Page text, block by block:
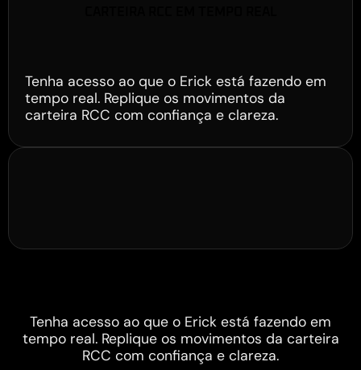
Tenha acesso ao que o Erick está fazendo em
tempo real. Replique os movimentos da
carteira RCC com confiança e clareza.
Tenha acesso ao que o Erick está fazendo em
tempo real. Replique os movimentos da carteira
RCC com confiança e clareza.